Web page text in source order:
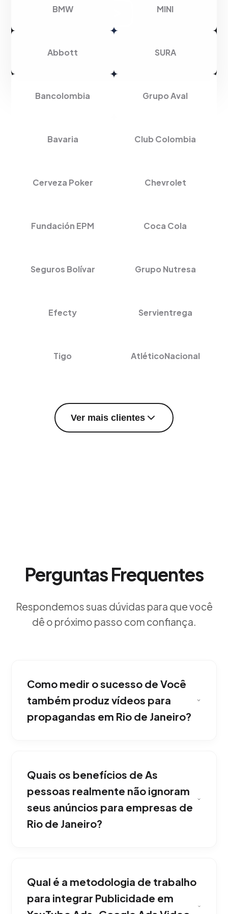
BMW MINI
Abbott SURA
Bancolombia Grupo Aval
Bavaria Club Colombia
Cerveza Poker Chevrolet
Fundación EPM Coca Cola
Seguros Bolívar Grupo Nutresa
Efecty Servientrega
Tigo AtléticoNacional
Ver mais clientes
Perguntas Frequentes
Respondemos suas dúvidas para que você
dê o próximo passo com confiança.
Como medir o sucesso de Você
também produz vídeos para
propagandas em Rio de Janeiro?
audiovisual que grava, edita e adapta os
formatos especificamente para os requisitos
técnicos e persuasivos dos YouTube Ads.
Consolidando a liderança digital em Rio de
Janeiro.
Quais os benefícios de As
pessoas realmente não ignoram
seus anúncios para empresas de
Rio de Janeiro?
visuais e promessas fortes no início para
fidelizar um público qualificado e filtrar quem
não tem interesse. Acelerando o sucesso
Qual é a metodologia de trabalho
para integrar Publicidade em